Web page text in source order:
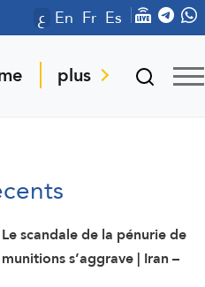
ع En Fr Es
plus
Le scandale de la pénurie de
munitions s’aggrave | Iran –